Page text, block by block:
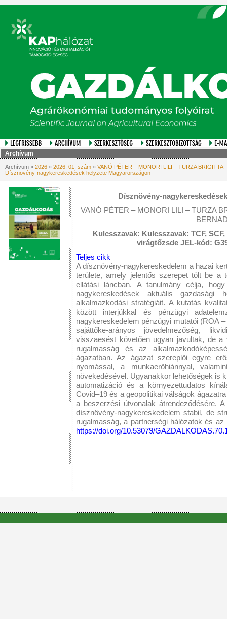
Archívum
Archívum » 2026 » 2026. 01. szám » VANÓ PÉTER – MONORI LILI – TURZA
Dísznövény-nagykereskedések helyzete Magyarországon
Dísznövény-
VANÓ PÉTER – MONORI LILI – TURZA
Kulcsszavak: Kulcsszavak: TCF,
virágtőzsde JEL-kód:
Teljes cikk
A dísznövény-nagykereskedelem a hazai
területe, amely jelentős szerepet tölt be a
ellátási láncban. A tanulmány célja,
nagykereskedések aktuális gazdasági
alkalmazkodási stratégiáit. A kutatás
között interjúkkal és pénzügyi
nagykereskedelem pénzügyi mutatói (ROA
sajáttőke-arányos jövedelmezőség,
visszaesést követően ugyan javultak, de
rugalmasság és az
ágazatban. Az ágazat szereplői egyre
nyomással, a munkaerőhiánnyal,
növekedésével. Ugyanakkor lehetőségek is
automatizáció és a környezettudatos
Covid–19 és a geopolitikai válságok
a beszerzési útvonalak átrendeződésére.
dísznövény-nagykereskedelem stabil, de
rugalmasság, a partnerségi hálózatok és
https://doi.org/10.53079/